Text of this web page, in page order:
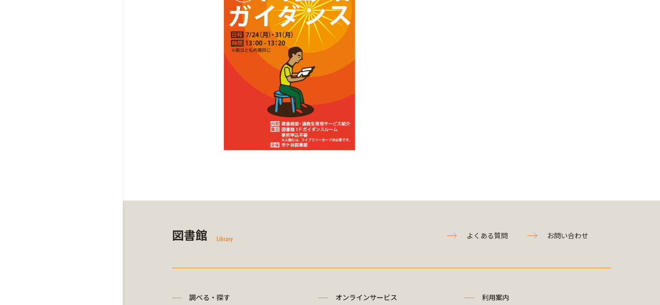
図書館 Library よくある質問 お問い合わせ
調べる・探す オンラインサービス 利用案内